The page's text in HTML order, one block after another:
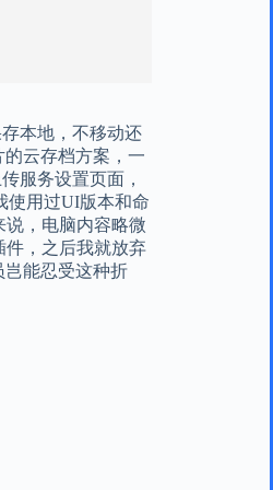
本地，不移动还
云存档方案，一
服务设置页面，
使用过UI版本和命
，电脑内容略微
件，之后我就放弃
能忍受这种折